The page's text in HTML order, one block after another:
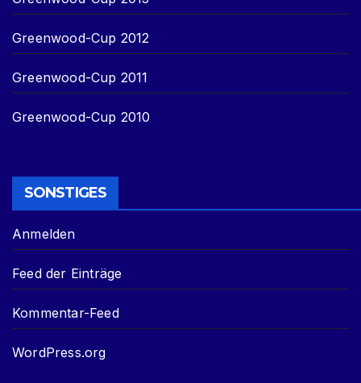
Greenwood-Cup 2012
Greenwood-Cup 2011
Greenwood-Cup 2010
SONSTIGES
Anmelden
Feed der Einträge
Kommentar-Feed
WordPress.org